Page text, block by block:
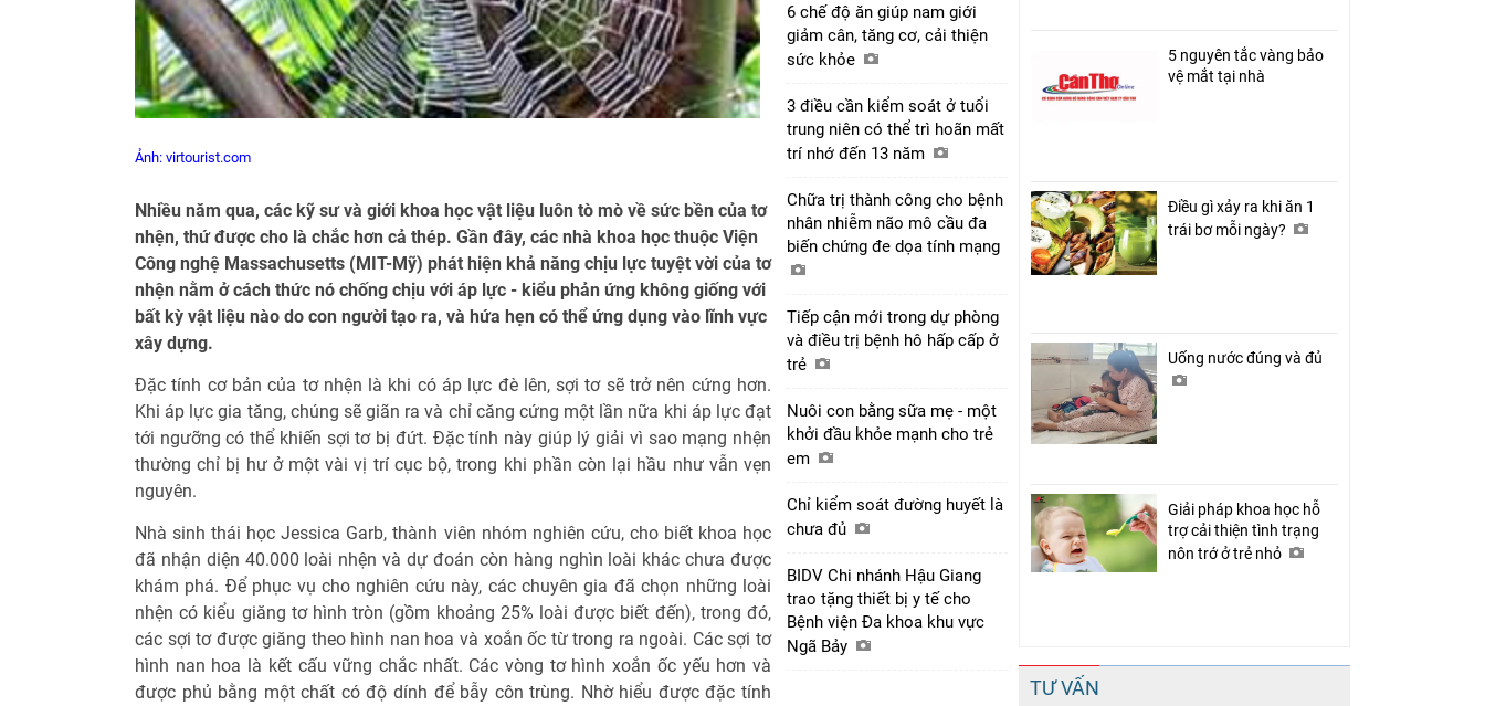
Ảnh: virtourist.com
Nhiều năm qua, các kỹ sư và giới khoa học vật liệu luôn tò mò về sức bền của tơ
nhện, thứ được cho là chắc hơn cả thép. Gần đây, các nhà khoa học thuộc Viện
Công nghệ Massachusetts (MIT-Mỹ) phát hiện khả năng chịu lực tuyệt vời của tơ
nhện nằm ở cách thức nó chống chịu với áp lực - kiểu phản ứng không giống với
bất kỳ vật liệu nào do con người tạo ra, và hứa hẹn có thể ứng dụng vào lĩnh vực
xây dựng.
Đặc tính cơ bản của tơ nhện là khi có áp lực đè lên, sợi tơ sẽ trở nên cứng hơn.
Khi áp lực gia tăng, chúng sẽ giãn ra và chỉ căng cứng một lần nữa khi áp lực đạt
tới ngưỡng có thể khiến sợi tơ bị đứt. Đặc tính này giúp lý giải vì sao mạng nhện
thường chỉ bị hư ở một vài vị trí cục bộ, trong khi phần còn lại hầu như vẫn vẹn
nguyên.
Nhà sinh thái học Jessica Garb, thành viên nhóm nghiên cứu, cho biết khoa học
đã nhận diện 40.000 loài nhện và dự đoán còn hàng nghìn loài khác chưa được
khám phá. Để phục vụ cho nghiên cứu này, các chuyên gia đã chọn những loài
nhện có kiểu giăng tơ hình tròn (gồm khoảng 25% loài được biết đến), trong đó,
các sợi tơ được giăng theo hình nan hoa và xoắn ốc từ trong ra ngoài. Các sợi tơ
hình nan hoa là kết cấu vững chắc nhất. Các vòng tơ hình xoắn ốc yếu hơn và
được phủ bằng một chất có độ dính để bẫy côn trùng. Nhờ hiểu được đặc tính
6 chế độ ăn giúp nam giới
giảm cân, tăng cơ, cải thiện
sức khỏe
3 điều cần kiểm soát ở tuổi
trung niên có thể trì hoãn mất
trí nhớ đến 13 năm
Chữa trị thành công cho bệnh
nhân nhiễm não mô cầu đa
biến chứng đe dọa tính mạng
Tiếp cận mới trong dự phòng
và điều trị bệnh hô hấp cấp ở
trẻ
Nuôi con bằng sữa mẹ - một
khởi đầu khỏe mạnh cho trẻ
em
Chỉ kiểm soát đường huyết là
chưa đủ
BIDV Chi nhánh Hậu Giang
trao tặng thiết bị y tế cho
Bệnh viện Đa khoa khu vực
Ngã Bảy
5 nguyên tắc vàng bảo
vệ mắt tại nhà
Điều gì xảy ra khi ăn 1
trái bơ mỗi ngày?
Uống nước đúng và đủ
Giải pháp khoa học hỗ
trợ cải thiện tình trạng
nôn trớ ở trẻ nhỏ
TƯ VẤN